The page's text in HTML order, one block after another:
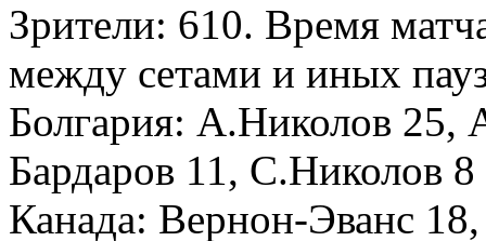
Зрители: 610. Время
между сетами и иных
Болгария: А.Николов 25,
Бардаров 11, С.Николов
Канада: Вернон-Эванс